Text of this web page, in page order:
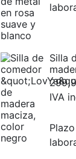
Silla
IVA